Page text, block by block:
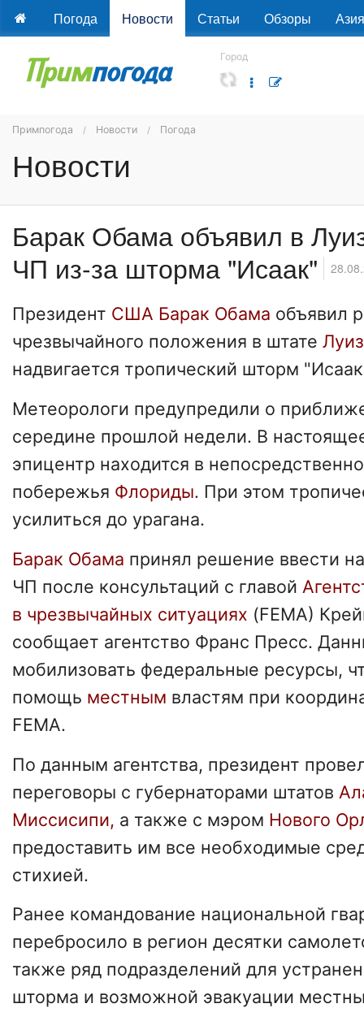
Погода Новости Статьи Обзоры Азия
Город
Примпогода Новости Погода
Новости
Барак Обама объявил в
ЧП из-за шторма "Исаак"
Президент США Барак Обама объявил
чрезвычайного положения в штате
надвигается тропический шторм
Метеорологи предупредили о
середине прошлой недели. В
эпицентр находится в
побережья Флориды. При этом
усилиться до урагана.
Барак Обама принял решение ввести
ЧП после консультаций с главой
в чрезвычайных ситуациях (FEMA)
сообщает агентство Франс Пресс.
мобилизовать федеральные ресурсы,
помощь местным властям при
FEMA.
По данным агентства, президент
переговоры с губернаторами штатов
Миссисипи, а также с мэром Нового
предоставить им все необходимые
стихией.
Ранее командование национальной
перебросило в регион десятки
также ряд подразделений для
шторма и возможной эвакуации